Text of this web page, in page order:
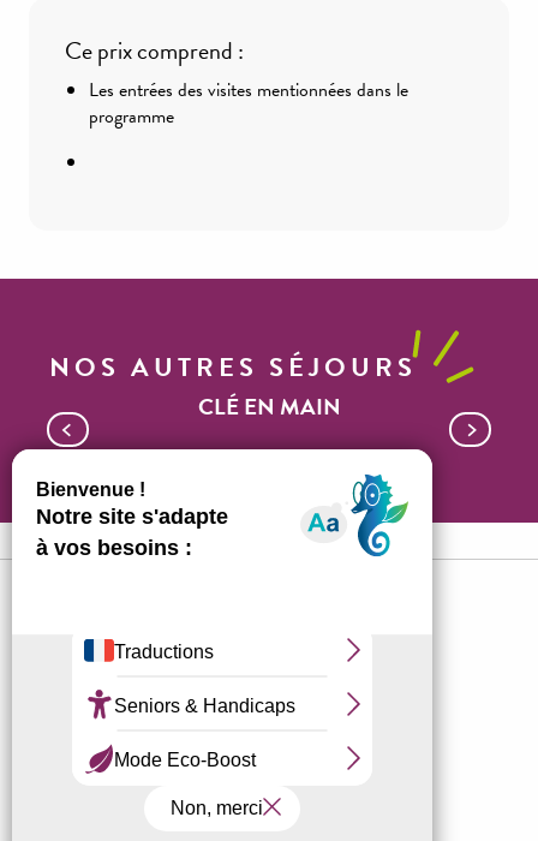
Ce prix comprend :
Les entrées des visites mentionnées dans le
programme
NOS AUTRES SÉJOURS
CLÉ EN MAIN
Weekend Sensations Nature